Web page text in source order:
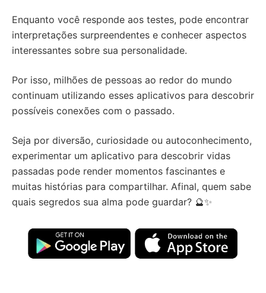
Enquanto você responde aos testes, pode encontrar
interpretações surpreendentes e conhecer aspectos
interessantes sobre sua personalidade.
Por isso, milhões de pessoas ao redor do mundo
continuam utilizando esses aplicativos para descobrir
possíveis conexões com o passado.
Seja por diversão, curiosidade ou autoconhecimento,
experimentar um aplicativo para descobrir vidas
passadas pode render momentos fascinantes e
muitas histórias para compartilhar. Afinal, quem sabe
quais segredos sua alma pode guardar? 🔮✨